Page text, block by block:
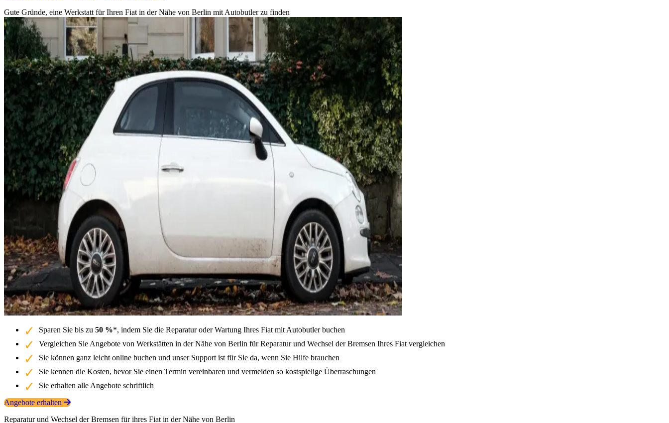
Gute Gründe, eine Werkstatt für Ihren Fiat in der Nähe von Berlin mit Autobutler zu finden
Sparen Sie bis zu 50 %*, indem Sie die Reparatur oder Wartung Ihres Fiat mit Autobutler buchen
Vergleichen Sie Angebote von Werkstätten in der Nähe von Berlin für Reparatur und Wechsel der Bremsen Ihres Fiat vergleichen
Sie können ganz leicht online buchen und unser Support ist für Sie da, wenn Sie Hilfe brauchen
Sie kennen die Kosten, bevor Sie einen Termin vereinbaren und vermeiden so kostspielige Überraschungen
Sie erhalten alle Angebote schriftlich
Angebote erhalten
Reparatur und Wechsel der Bremsen für ihres Fiat in der Nähe von Berlin